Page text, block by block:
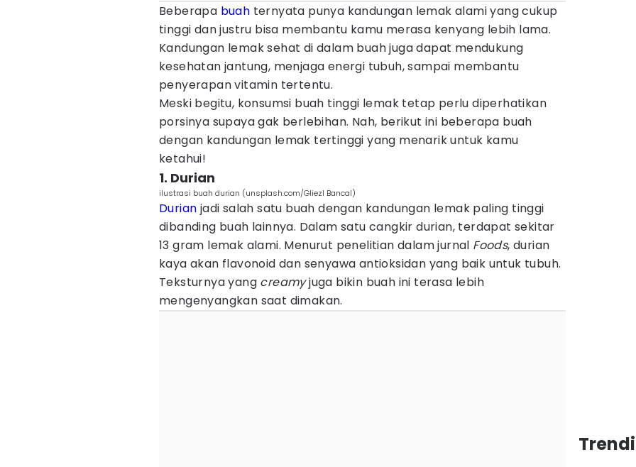
Beberapa buah ternyata punya kandungan lemak alami yang cukup
tinggi dan justru bisa membantu kamu merasa kenyang lebih lama.
Kandungan lemak sehat di dalam buah juga dapat mendukung
kesehatan jantung, menjaga energi tubuh, sampai membantu
penyerapan vitamin tertentu.
Meski begitu, konsumsi buah tinggi lemak tetap perlu diperhatikan
porsinya supaya gak berlebihan. Nah, berikut ini beberapa buah
dengan kandungan lemak tertinggi yang menarik untuk kamu
ketahui!
1. Durian
ilustrasi buah durian (unsplash.com/Gliezl Bancal)
Durian jadi salah satu buah dengan kandungan lemak paling tinggi
dibanding buah lainnya. Dalam satu cangkir durian, terdapat sekitar
13 gram lemak alami. Menurut penelitian dalam jurnal Foods, durian
kaya akan flavonoid dan senyawa antioksidan yang baik untuk tubuh.
Teksturnya yang creamyjuga bikin buah ini terasa lebih
mengenyangkan saat dimakan.